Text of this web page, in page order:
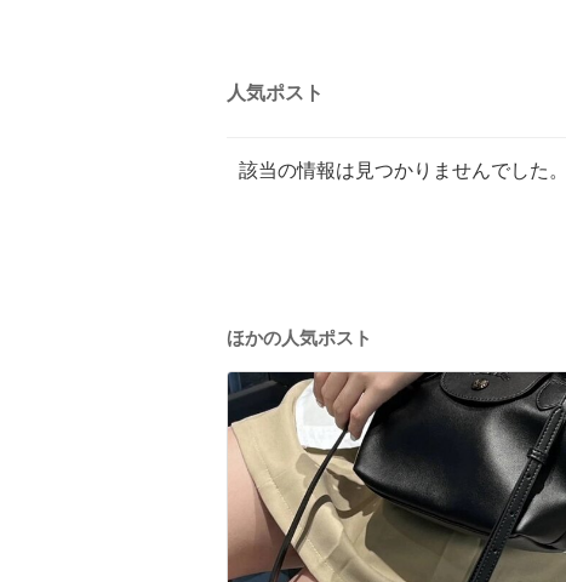
人気ポスト
該当の情報は見つかりませんでした。
ほかの人気ポスト